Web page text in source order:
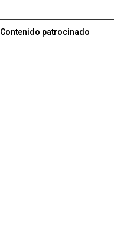
Contenido patrocinado